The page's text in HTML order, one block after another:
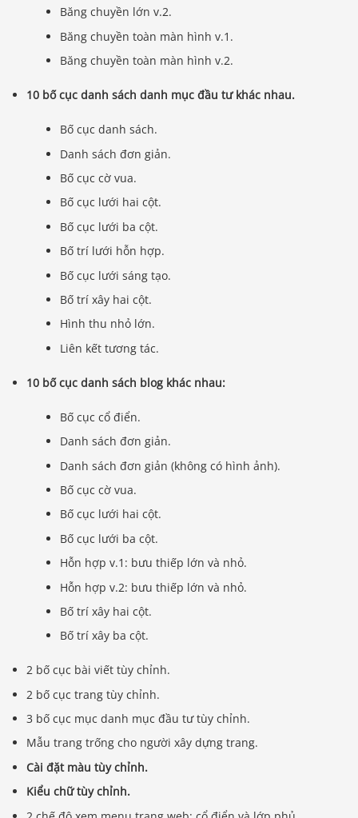
Băng chuyền lớn v.2.
Băng chuyền toàn màn hình v.1.
Băng chuyền toàn màn hình v.2.
10 bố cục danh sách danh mục đầu tư khác nhau.
Bố cục danh sách.
Danh sách đơn giản.
Bố cục cờ vua.
Bố cục lưới hai cột.
Bố cục lưới ba cột.
Bố trí lưới hỗn hợp.
Bố cục lưới sáng tạo.
Bố trí xây hai cột.
Hình thu nhỏ lớn.
Liên kết tương tác.
10 bố cục danh sách blog khác nhau:
Bố cục cổ điển.
Danh sách đơn giản.
Danh sách đơn giản (không có hình ảnh).
Bố cục cờ vua.
Bố cục lưới hai cột.
Bố cục lưới ba cột.
Hỗn hợp v.1: bưu thiếp lớn và nhỏ.
Hỗn hợp v.2: bưu thiếp lớn và nhỏ.
Bố trí xây hai cột.
Bố trí xây ba cột.
2 bố cục bài viết tùy chỉnh.
2 bố cục trang tùy chỉnh.
3 bố cục mục danh mục đầu tư tùy chỉnh.
Mẫu trang trống cho người xây dựng trang.
Cài đặt màu tùy chỉnh.
Kiểu chữ tùy chỉnh.